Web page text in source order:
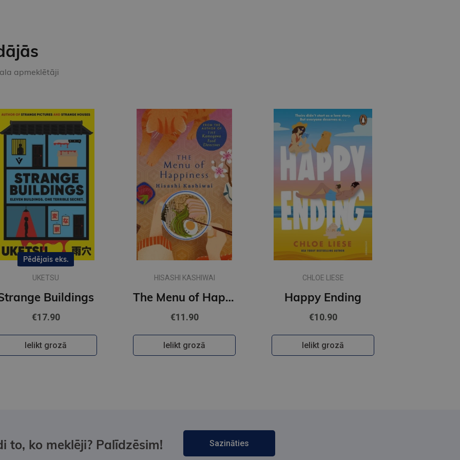
apmeklētāji
Pēdējais eks.
UKETSU
Buildings
€17.90
Ielikt grozā
HISASHI KASHIWAI
The Menu of Happiness
€11.90
Ielikt grozā
CHLOE LIESE
Happy Ending
€10.90
Ielikt grozā
to, ko meklēji? Palīdzēsim! Sazināties